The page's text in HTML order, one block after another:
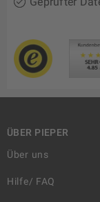
ÜBER PIEPER
Über uns
Hilfe/ FAQ